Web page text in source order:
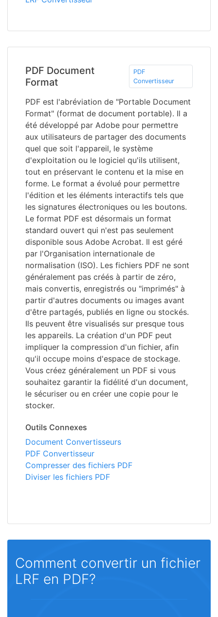
PDF Document
Format
PDF
Convertisseur
PDF est l'abréviation de "Portable Document
Format" (format de document portable). Il a
été développé par Adobe pour permettre
aux utilisateurs de partager des documents
quel que soit l'appareil, le système
d'exploitation ou le logiciel qu'ils utilisent,
tout en préservant le contenu et la mise en
forme. Le format a évolué pour permettre
l'édition et les éléments interactifs tels que
les signatures électroniques ou les boutons.
Le format PDF est désormais un format
standard ouvert qui n'est pas seulement
disponible sous Adobe Acrobat. Il est géré
par l'Organisation internationale de
normalisation (ISO). Les fichiers PDF ne sont
généralement pas créés à partir de zéro,
mais convertis, enregistrés ou "imprimés" à
partir d'autres documents ou images avant
d'être partagés, publiés en ligne ou stockés.
Ils peuvent être visualisés sur presque tous
les appareils. La création d'un PDF peut
impliquer la compression d'un fichier, afin
qu'il occupe moins d'espace de stockage.
Vous créez généralement un PDF si vous
souhaitez garantir la fidélité d'un document,
le sécuriser ou en créer une copie pour le
stocker.
Outils Connexes
Document Convertisseurs
PDF Convertisseur
Compresser des fichiers PDF
Diviser les fichiers PDF
Comment convertir un fichier
LRF en PDF?